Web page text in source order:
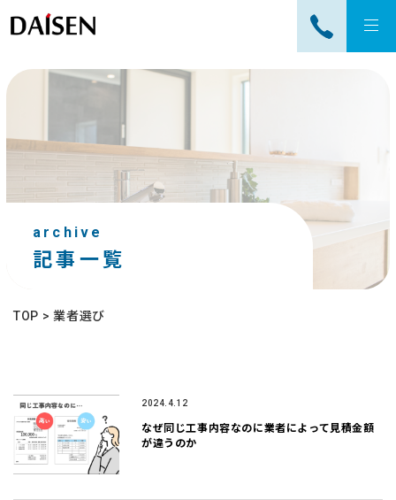
archive
記事一覧
TOP >業者選び
2024.4.12
なぜ同じ工事内容なのに業者によって見積金額
が違うのか